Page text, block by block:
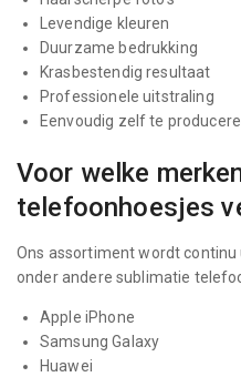
Levendige kleuren
Duurzame bedrukking
Krasbestendig resultaat
Professionele uitstraling
Eenvoudig zelf te
Voor welke
telefoonhoesjes
Ons assortiment wordt
onder andere sublimatie
Apple iPhone
Samsung Galaxy
Huawei